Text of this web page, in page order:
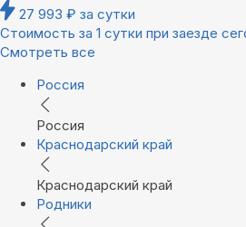
27 993 ₽ за сутки
Стоимость за 1 сутки при заезде
Смотреть все
Россия
Россия
Краснодарский край
Краснодарский край
Родники